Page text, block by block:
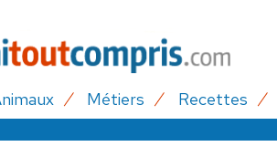
Métiers Recettes